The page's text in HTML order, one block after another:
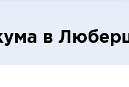
в